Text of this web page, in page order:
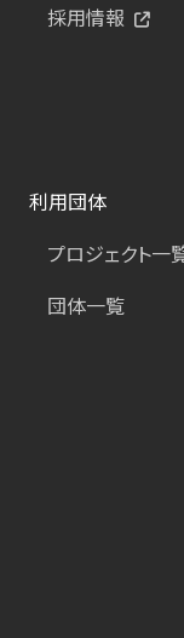
採用情報
利用団体
プロジェクト一
団体一覧